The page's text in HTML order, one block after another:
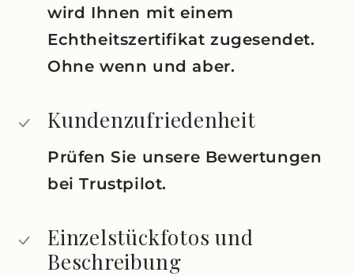
wird Ihnen mit einem
Echtheitszertifikat zugesendet.
Ohne wenn und aber.
Kundenzufriedenheit
Prüfen Sie unsere Bewertungen
bei Trustpilot.
Einzelstückfotos und
Beschreibung